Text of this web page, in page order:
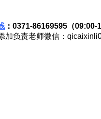
：0371-86169595（09:00-
负责老师微信：